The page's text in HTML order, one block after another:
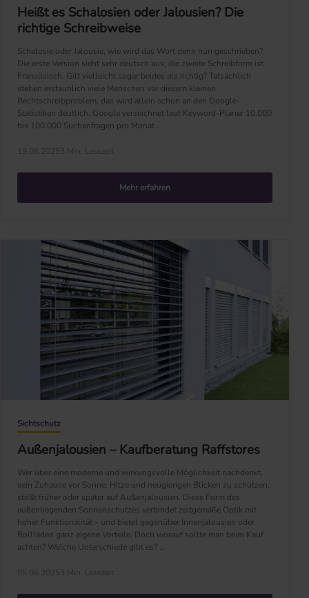
Heißt es Schalosien oder Jalousien? Die
richtige Schreibweise
Schalosie oder Jalousie, wie wird das Wort denn nun geschrieben?
Die erste Version sieht sehr deutsch aus, die zweite Schreibform ist
Französisch. Gilt vielleicht sogar beides als richtig? Tatsächlich
stehen erstaunlich viele Menschen vor diesem kleinen
Rechtschreibproblem, das wird allein schon an den Google-
Statistiken deutlich. Google verzeichnet laut Keyword-Planer 10.000
bis 100.000 Suchanfragen pro Monat …
19.06.2025 3 Min. Lesezeit
Mehr erfahren
Sichtschutz
Außenjalousien – Kaufberatung Raffstores
Wer über eine moderne und wirkungsvolle Möglichkeit nachdenkt,
sein Zuhause vor Sonne, Hitze und neugierigen Blicken zu schützen,
stößt früher oder später auf Außenjalousien. Diese Form des
außenliegenden Sonnenschutzes verbindet zeitgemäße Optik mit
hoher Funktionalität – und bietet gegenüber Innenjalousien oder
Rollläden ganz eigene Vorteile. Doch worauf sollte man beim Kauf
achten? Welche Unterschiede gibt es? …
05.06.2025 3 Min. Lesezeit